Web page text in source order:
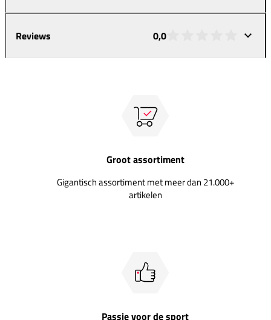
Reviews 0,0
Groot assortiment
Gigantisch assortiment met meer dan 21.000+
artikelen
Passie voor de sport